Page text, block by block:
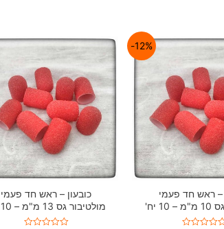
12%-
– ראש חד פעמי
יח'
כובעון – ראש חד פעמי
מולטיבור גס 13 מ"מ – 10 יח'